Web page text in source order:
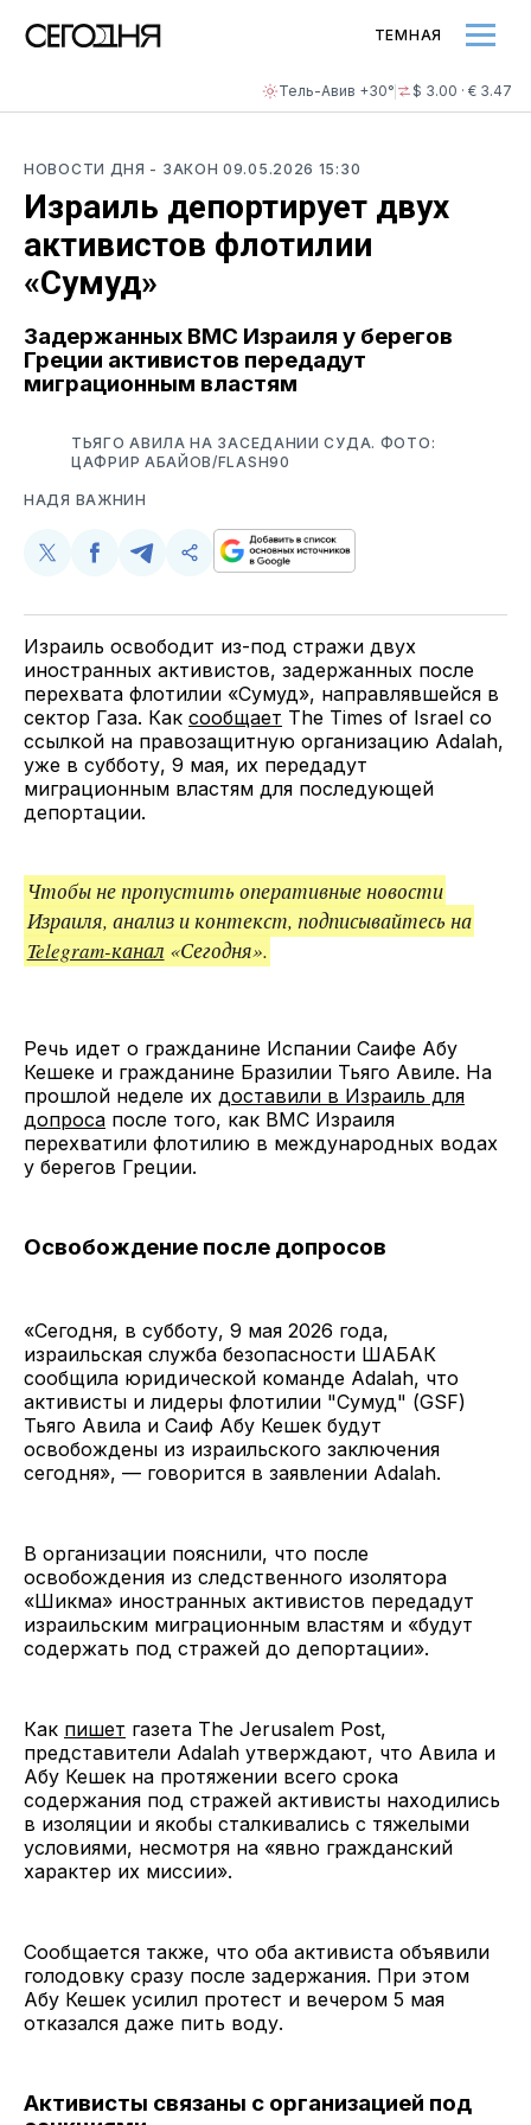
Тель-Авив +30° $ 3.00 · € 3.47
ТЕМНАЯ
НОВОСТИ ДНЯ - ЗАКОН09.05.2026 15:30
Израиль депортирует двух
активистов флотилии
«Сумуд»
Задержанных ВМС Израиля у берегов
Греции активистов передадут
миграционным властям
ТЬЯГО АВИЛА НА ЗАСЕДАНИИ СУДА. ФОТО:
ЦАФРИР АБАЙОВ/FLASH90
НАДЯ ВАЖНИН
Поделиться
Twitter
Поделиться
Facebook
Поделиться
Telegram
Скопируйте
поделитесь
Израиль освободит из-под стражи двух
иностранных активистов, задержанных после
перехвата флотилии «Сумуд», направлявшейся в
сектор Газа. Как сообщает The Times of Israel со
ссылкой на правозащитную организацию Adalah,
уже в субботу, 9 мая, их передадут
миграционным властям для последующей
депортации.
Чтобы не пропустить оперативные новости
Израиля, анализ и контекст, подписывайтесь на
Telegram-канал «Сегодня».
Речь идет о гражданине Испании Саифе Абу
Кешеке и гражданине Бразилии Тьяго Авиле. На
прошлой неделе их доставили в Израиль для
допроса после того, как ВМС Израиля
перехватили флотилию в международных водах
у берегов Греции.
Освобождение после допросов
«Сегодня, в субботу, 9 мая 2026 года,
израильская служба безопасности ШАБАК
сообщила юридической команде Adalah, что
активисты и лидеры флотилии "Сумуд" (GSF)
Тьяго Авила и Саиф Абу Кешек будут
освобождены из израильского заключения
сегодня», — говорится в заявлении Adalah.
В организации пояснили, что после
освобождения из следственного изолятора
«Шикма» иностранных активистов передадут
израильским миграционным властям и «будут
содержать под стражей до депортации».
Как пишет газета The Jerusalem Post,
представители Adalah утверждают, что Авила и
Абу Кешек на протяжении всего срока
содержания под стражей активисты находились
в изоляции и якобы сталкивались с тяжелыми
условиями, несмотря на «явно гражданский
характер их миссии».
Сообщается также, что оба активиста объявили
голодовку сразу после задержания. При этом
Абу Кешек усилил протест и вечером 5 мая
отказался даже пить воду.
Активисты связаны с организацией под